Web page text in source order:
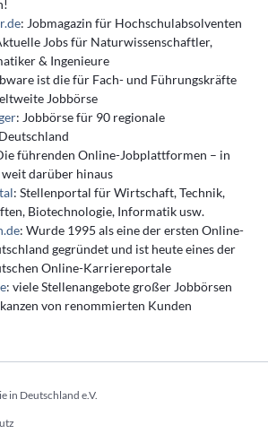
: Jobmagazin für Hochschulabsolventen
Jobs für Naturwissenschaftler,
& Ingenieure
ist die für Fach- und Führungskräfte
Jobbörse
: Jobbörse für 90 regionale
führenden Online-Jobplattformen – in
darüber hinaus
: Stellenportal für Wirtschaft, Technik,
Biotechnologie, Informatik usw.
: Wurde 1995 als eine der ersten Online-
gegründet und ist heute eines der
Online-Karriereportale
: viele Stellenangebote großer Jobbörsen
von renommierten Kunden
in Deutschland e.V.